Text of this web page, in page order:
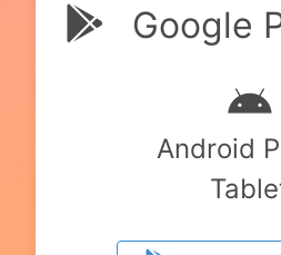
Google
Android